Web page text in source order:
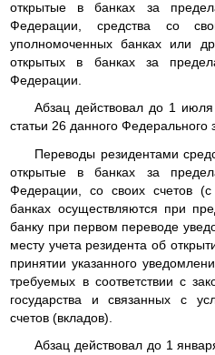
открытые в банках за
Федерации, средства со
уполномоченных банках или
открытых в банках за
Федерации.
Абзац действовал до 1
статьи 26 данного Федерального
Переводы резидентами
открытые в банках за
Федерации, со своих счетов
банках осуществляются при
банку при первом переводе
месту учета резидента об
принятии указанного
требуемых в соответствии с
государства и связанных с
счетов (вкладов).
Абзац действовал до 1